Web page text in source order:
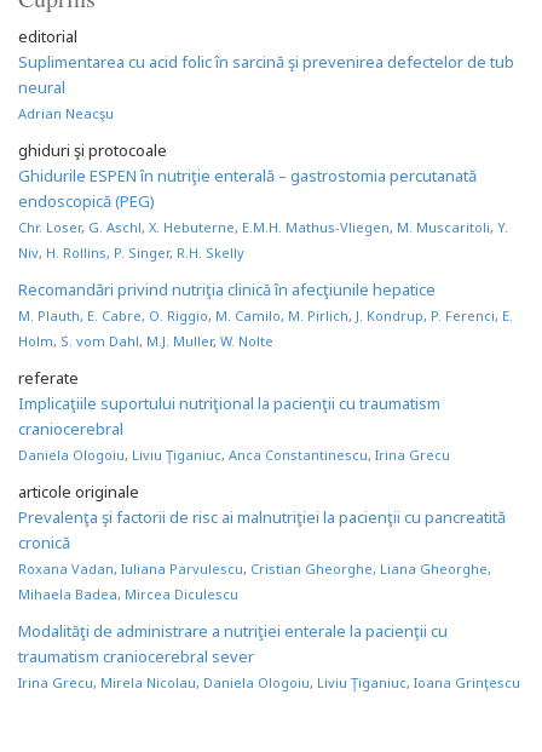
editorial
Suplimentarea cu acid folic în sarcină şi prevenirea defectelor de tub
neural
Adrian Neacşu
ghiduri şi protocoale
Ghidurile ESPEN în nutriţie enterală – gastrostomia percutanată
endoscopică (PEG)
Chr. Loser, G. Aschl, X. Hebuterne, E.M.H. Mathus-Vliegen, M. Muscaritoli, Y.
Niv, H. Rollins, P. Singer, R.H. Skelly
Recomandări privind nutriţia clinică în afecţiunile hepatice
M. Plauth, E. Cabre, O. Riggio, M. Camilo, M. Pirlich, J. Kondrup, P. Ferenci, E.
Holm, S. vom Dahl, M.J. Muller, W. Nolte
referate
Implicaţiile suportului nutriţional la pacienţii cu traumatism
craniocerebral
Daniela Ologoiu, Liviu Ţiganiuc, Anca Constantinescu, Irina Grecu
articole originale
Prevalenţa şi factorii de risc ai malnutriţiei la pacienţii cu pancreatită
cronică
Roxana Vadan, Iuliana Parvulescu, Cristian Gheorghe, Liana Gheorghe,
Mihaela Badea, Mircea Diculescu
Modalităţi de administrare a nutriţiei enterale la pacienţii cu
traumatism craniocerebral sever
Irina Grecu, Mirela Nicolau, Daniela Ologoiu, Liviu Ţiganiuc, Ioana Grinţescu